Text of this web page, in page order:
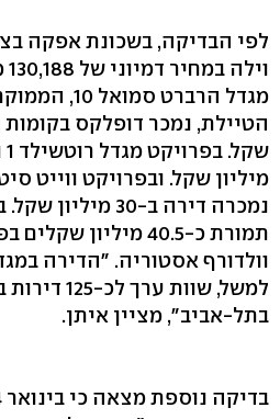
לפי הבדיקה, בשכונת אפקה
מגדל הרברט
מיליון שקל. ובפרויקט ווייט
נמכרה דירה ב-30
תמורת כ-40.5
למשל, שוות
בתל-אביב", מציין איתן.